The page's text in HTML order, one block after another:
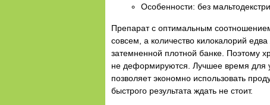
Особенности: без
Препарат с оптимальным
совсем, а количество килокалорий
затемненной плотной банке. Поэтому
не деформируются. Лучшее время для
позволяет экономно использовать
быстрого результата ждать не стоит.